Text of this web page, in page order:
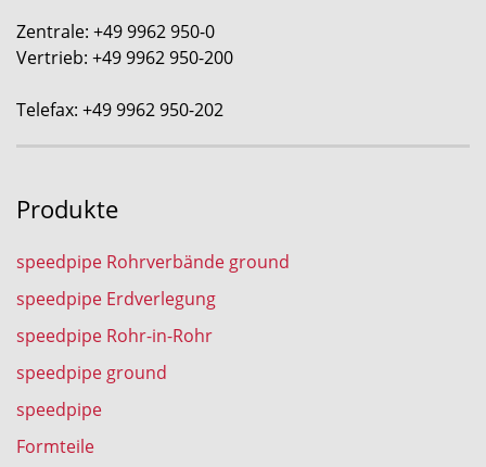
Zentrale: +49 9962 950-0
Vertrieb: +49 9962 950-200
Telefax: +49 9962 950-202
Produkte
speedpipe Rohrverbände ground
speedpipe Erdverlegung
speedpipe Rohr-in-Rohr
speedpipe ground
speedpipe
Formteile